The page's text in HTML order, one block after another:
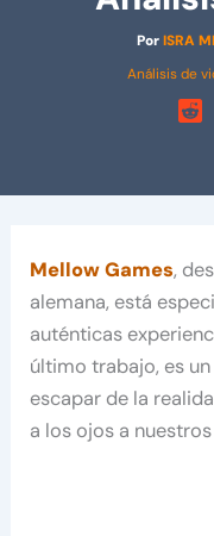
PorISRA
Análisis de
Mellow Games,
alemana, está
auténticas
último trabajo, es
escapar de la
a los ojos a